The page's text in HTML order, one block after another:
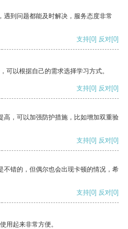
遇到问题都能及时解决，服务态度非常
支持[0] 反对[0]
可以根据自己的需求选择学习方式。
支持[0] 反对[0]
高，可以加强防护措施，比如增加双重验
支持[0] 反对[0]
不错的，但偶尔也会出现卡顿的情况，希
支持[0] 反对[0]
用起来非常方便。